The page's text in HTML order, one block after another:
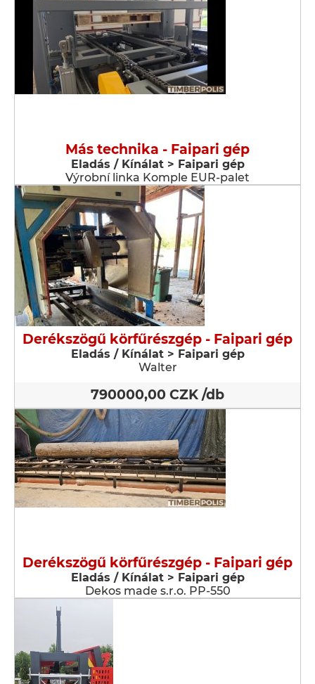
Más technika - Faipari gép
Eladás / Kínálat > Faipari gép
Výrobní linka Komple EUR-palet
Derékszögű körfűrészgép - Faipari gép
Eladás / Kínálat > Faipari gép
Walter
790000,00 CZK /db
Derékszögű körfűrészgép - Faipari gép
Eladás / Kínálat > Faipari gép
Dekos made s.r.o. PP-550